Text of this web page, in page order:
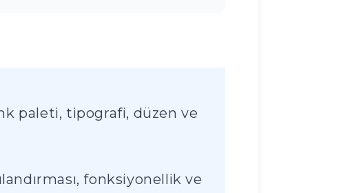
paleti, tipografi, düzen ve
fonksiyonellik ve